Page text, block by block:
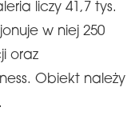
liczy 41,7 tys.
w niej 250
oraz
Obiekt należy